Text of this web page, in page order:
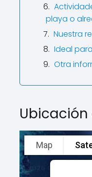
playa o
Nuestra
Ideal
Otra
Ubicación
Map